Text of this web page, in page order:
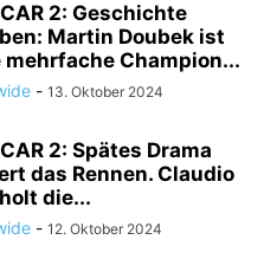
2: Geschichte
Martin Doubek ist
mehrfache Champion...
- 13. Oktober 2024
2: Spätes Drama
das Rennen. Claudio
die...
- 12. Oktober 2024